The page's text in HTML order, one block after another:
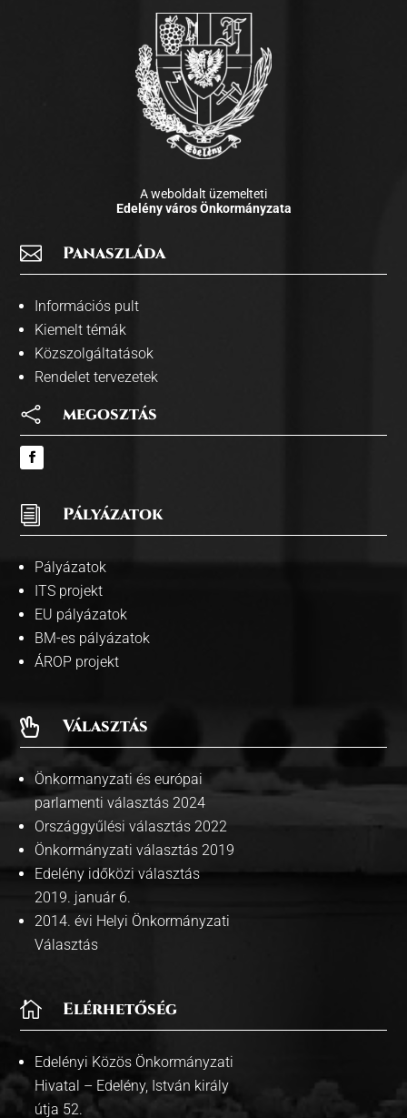
A weboldalt üzemelteti
Edelény város Önkormányzata
 Panaszláda
Információs pult
Kiemelt témák
Közszolgáltatások
Rendelet tervezetek
 megosztás
i Pályázatok
Pályázatok
ITS projekt
EU pályázatok
BM-es pályázatok
ÁROP projekt
 Választás
Önkormanyzati és európai
parlamenti választás 2024
Országgyűlési választás 2022
Önkormányzati választás 2019
Edelény időközi választás
2019. január 6.
2014. évi Helyi Önkormányzati
Választás
 Elérhetőség
Edelényi Közös Önkormányzati
Hivatal – Edelény, István király
útja 52.